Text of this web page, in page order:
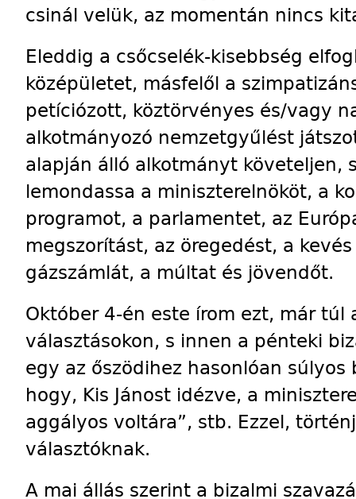
csinál velük, az momentán nincs
Eleddig a csőcselék-kisebbség
középületet, másfelől a
petíciózott, köztörvényes és/vagy
alkotmányozó nemzetgyűlést
alapján álló alkotmányt követeljen,
lemondassa a miniszterelnököt, a
programot, a parlamentet, az
megszorítást, az öregedést, a
gázszámlát, a múltat és jövendőt.
Október 4-én este írom ezt, már túl
választásokon, s innen a pénteki
egy az őszödihez hasonlóan
hogy, Kis Jánost idézve, a
aggályos voltára”, stb. Ezzel,
választóknak.
A mai állás szerint a bizalmi